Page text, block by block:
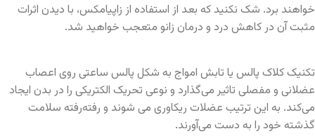
خواهند برد. شک نکنید که بعد از استفاده از زاپیامکس، با دیدن اثرات
مثبت آن در کاهش درد و درمان زانو متعجب خواهید شد.
تکنیک کلاک پالس یا تابش امواج به شکل پالس ساعتی روی اعصاب
عضلانی و مفصلی تاثیر می‌گذارد و نوعی تحریک الکتریکی را در بدن ایجاد
می‌کند. به این ترتیب عضلات ریکاوری می شوند و رفته‌رفته سلامت
گذشته خود را به دست می‌آورند.